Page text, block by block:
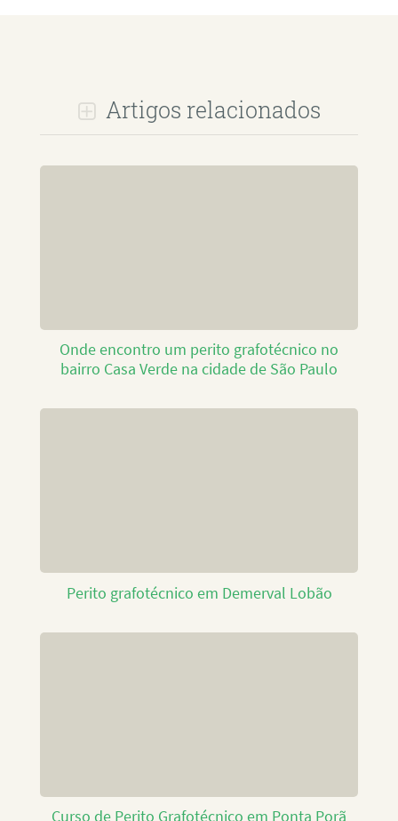
Artigos relacionados
Onde encontro um perito grafotécnico no
bairro Casa Verde na cidade de São Paulo
Perito grafotécnico em Demerval Lobão
Curso de Perito Grafotécnico em Ponta Porã